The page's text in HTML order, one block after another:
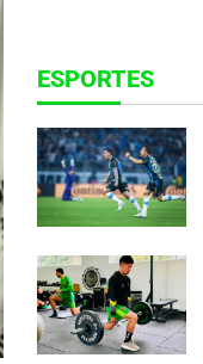
ESPORTES